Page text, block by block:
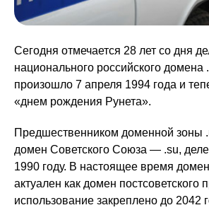
Сегодня отмечается 28 лет со дня
национального российского домена
произошло 7 апреля 1994 года и
«днем рождения Рунета».
Предшественником доменной зоны
домен Советского Союза — .su,
1990 году. В настоящее время
актуален как домен постсоветского
использование закреплено до 2042